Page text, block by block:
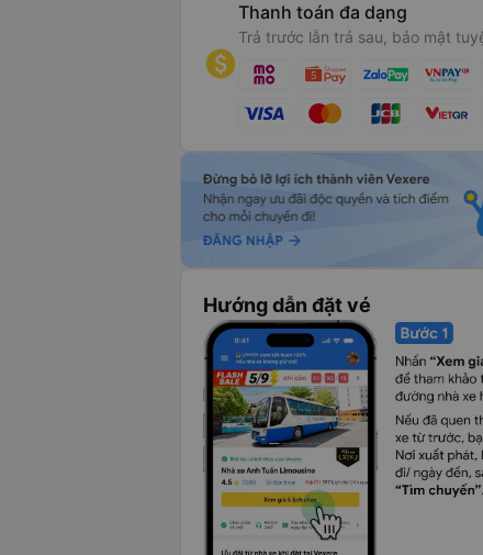
Thanh toán đa dạng
Trả trước lẫn trả sau, bảo mật
Hướng dẫn đặt vé